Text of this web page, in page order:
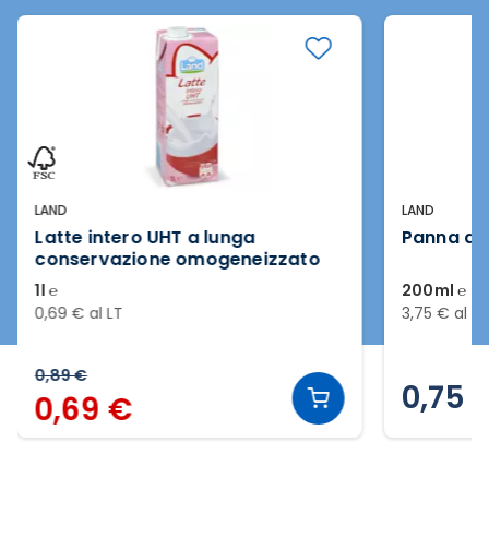
LAND
Latte intero UHT a lunga
conservazione omogeneizzato
1l ℮
0,69 € al LT
0,89 €
0,69 €
LAND
Panna
200ml ℮
3,75 € al
0,75